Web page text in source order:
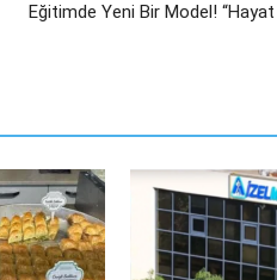
Eğitimde Yeni Bir Model!